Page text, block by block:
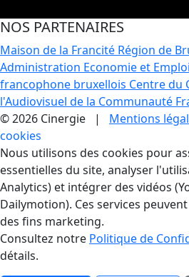
NOS PARTENAIRES
Maison de la Francité Région de
Administration Economie et Emploi
francophone bruxellois Centre du
l'Audiovisuel de la Communauté
© 2026 Cinergie | Mentions
cookies
Gestion des Cookies
Nous utilisons des cookies pour
essentielles du site, analyser
Analytics) et intégrer des vidéos
Dailymotion). Ces services
des fins marketing.
Consultez notre Politique de
détails.